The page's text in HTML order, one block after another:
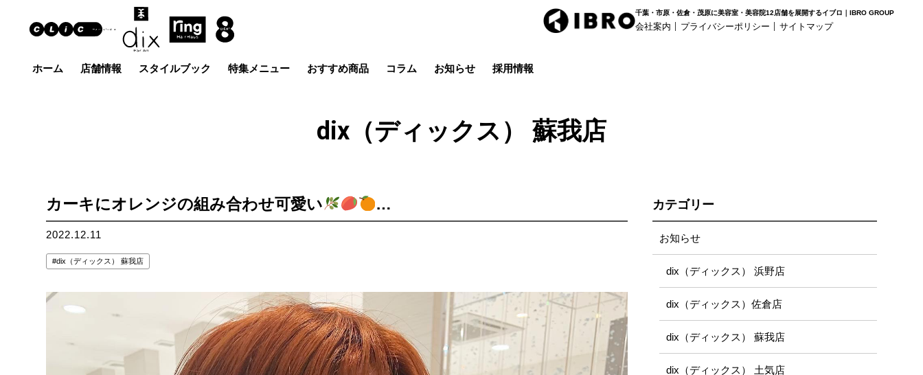
千葉・市原・佐倉・茂原に美容室・美容院12店舗を展開するイブロ｜IBRO GROUP
会社案内 プライバシーポリシー サイトマップ
ホーム 店舗情報
茂原店 辰巳店
スタイルブック 特集メニュー おすすめ商品 コラム お知らせ 採用情報
dix（ディックス） 蘇我店
カーキにオレンジの組み合わせ可愛い …
2022.12.11
dix（ディックス） 蘇我店
カテゴリー
お知らせ
dix（ディックス） 浜野店
dix（ディックス）佐倉店
dix（ディックス） 蘇我店
dix（ディックス） 土気店